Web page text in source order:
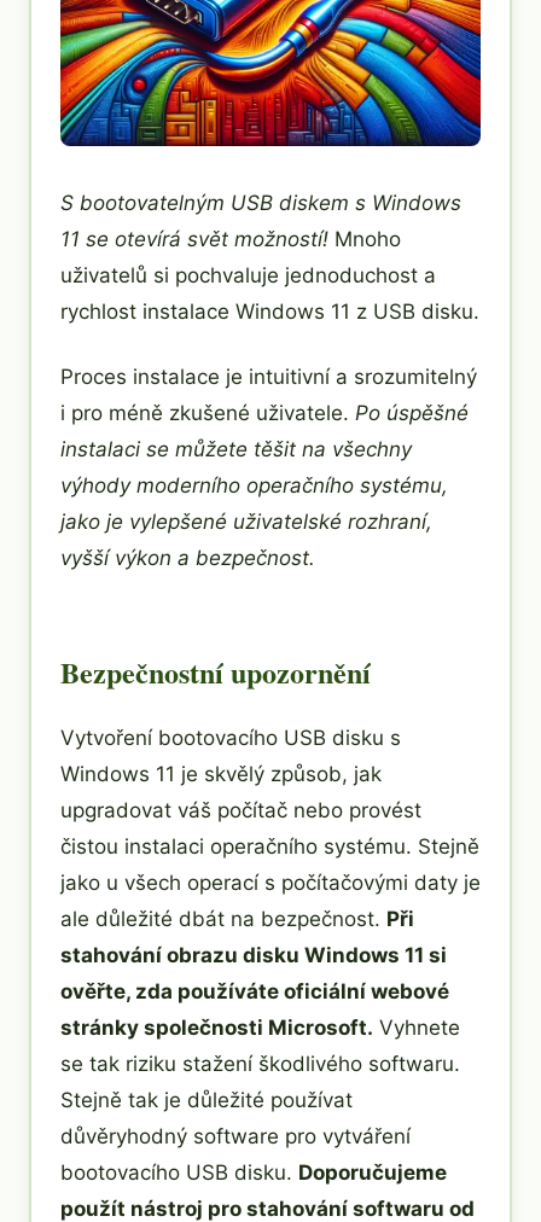
S bootovatelným USB diskem s Windows
11 se otevírá svět možností! Mnoho
uživatelů si pochvaluje jednoduchost a
rychlost instalace Windows 11 z USB disku.
Proces instalace je intuitivní a srozumitelný
i pro méně zkušené uživatele. Po úspěšné
instalaci se můžete těšit na všechny
výhody moderního operačního systému,
jako je vylepšené uživatelské rozhraní,
vyšší výkon a bezpečnost.
Bezpečnostní upozornění
Vytvoření bootovacího USB disku s
Windows 11 je skvělý způsob, jak
upgradovat váš počítač nebo provést
čistou instalaci operačního systému. Stejně
jako u všech operací s počítačovými daty je
ale důležité dbát na bezpečnost. Při
stahování obrazu disku Windows 11 si
ověřte, zda používáte oficiální webové
stránky společnosti Microsoft. Vyhnete
se tak riziku stažení škodlivého softwaru.
Stejně tak je důležité používat
důvěryhodný software pro vytváření
bootovacího USB disku. Doporučujeme
použít nástroj pro stahování softwaru od